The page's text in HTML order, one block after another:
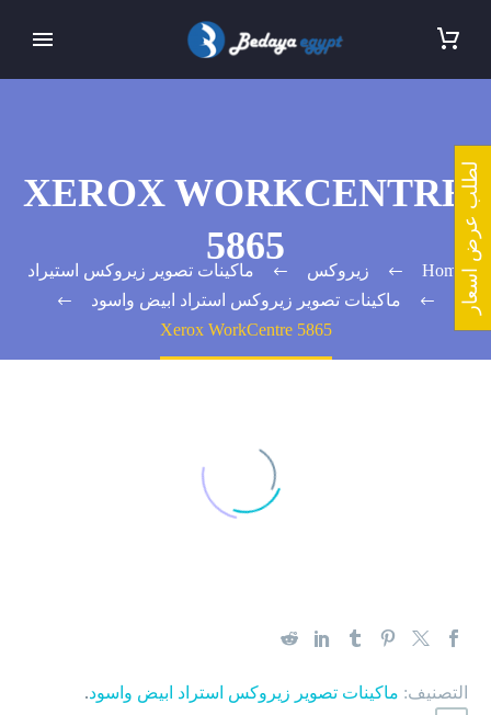
XEROX WORKCENTRE
5865
Home زيروكس
ماكينات تصوير زيروكس استيراد
ماكينات تصوير زيروكس استراد ابيض واسود
Xerox WorkCentre 5865
التصنيف: ماكينات تصوير زيروكس استراد ابيض واسود.
لطلب عرض اسعار